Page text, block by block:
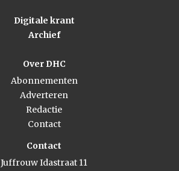
Digitale krant
Archief
Over DHC
Abonnementen
Adverteren
Redactie
Contact
Contact
Juffrouw Idastraat 11